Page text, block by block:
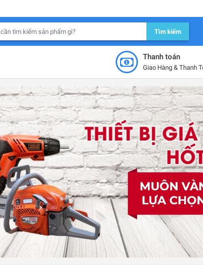
Tìm kiếm
Thanh toán
Giao Hàng & Thanh